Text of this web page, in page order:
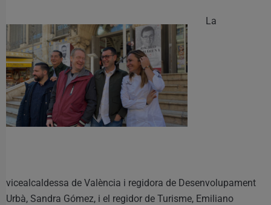
La
vicealcaldessa de València i regidora de Desenvolupament
Urbà, Sandra Gómez, i el regidor de Turisme, Emiliano